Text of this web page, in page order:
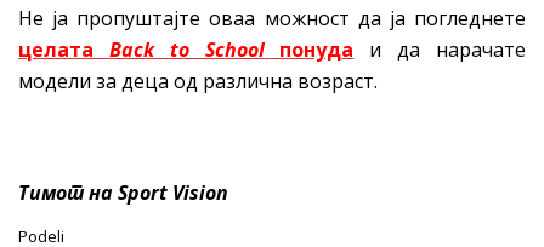
Не ја пропуштајте оваа можност да ја погледнете
целата Back to Schoolпонуда и да нарачате
модели за деца од различна возраст.
Тимот на Sport Vision
Podeli